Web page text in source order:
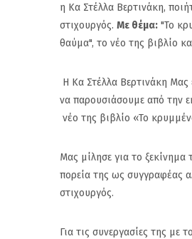
η Κα Στέλλα Βερτινάκη,
στιχουργός. Με θέμα: "Το
θαύμα", το νέο της βιβλίο
Η Κα Στέλλα Βερτινάκη Μας
να παρουσιάσουμε από την
νέο της βιβλίο «Το
Μας μίλησε για το ξεκίνημα
πορεία της ως συγγραφέας
στιχουργός.
Για τις συνεργασίες της με